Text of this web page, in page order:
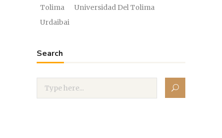
Tolima
Universidad Del Tolima
Urdaibai
Search